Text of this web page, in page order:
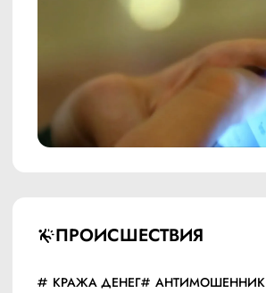
ПРОИСШЕСТВИЯ
КРАЖА ДЕНЕГ АНТИМОШЕННИК